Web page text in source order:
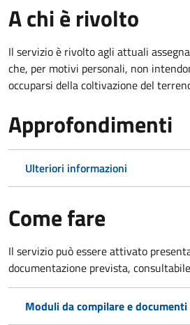
A chi è rivolto
Il servizio è rivolto agli attuali
che, per motivi personali, non
occuparsi della coltivazione del
Approfondimenti
Ulteriori informazioni
Come fare
Il servizio può essere attivato
documentazione prevista,
Moduli da compilare e